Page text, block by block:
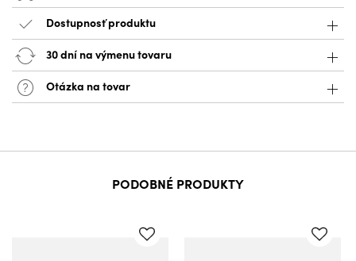
Dostupnosť produktu
30 dní na výmenu tovaru
Otázka na tovar
PODOBNÉ PRODUKTY